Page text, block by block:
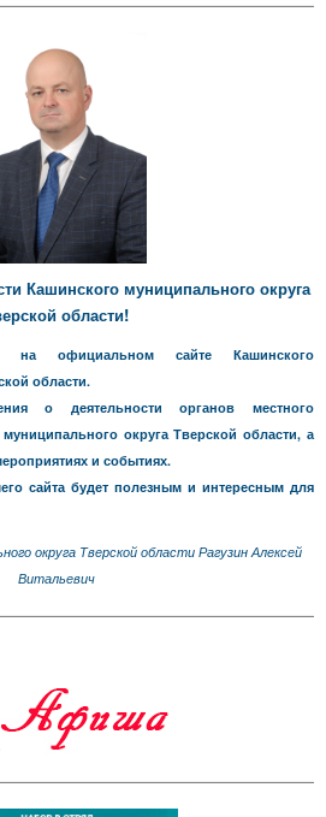
Кашинского муниципального округа
области!
на официальном сайте Кашинского
области.
о деятельности органов местного
округа Тверской области, а
и событиях.
сайта будет полезным и интересным для
округа Тверской области Рагузин Алексей
Витальевич